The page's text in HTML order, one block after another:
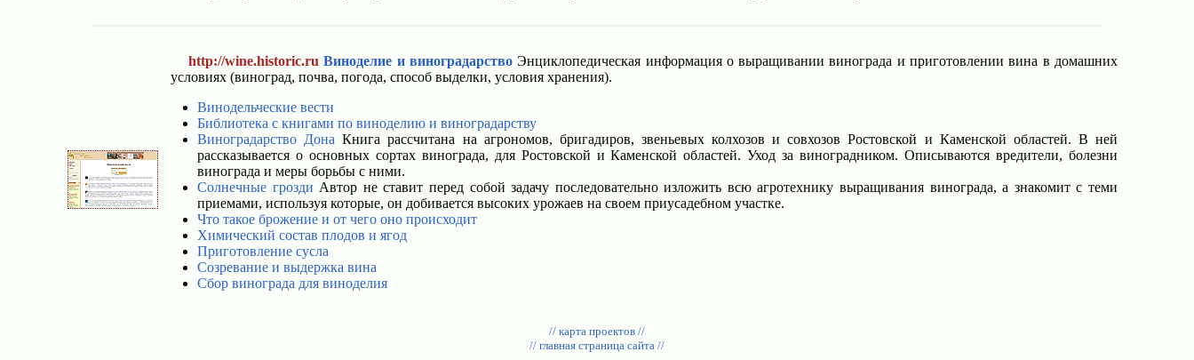
http://wine.historic.ru Виноделие и виноградарствоЭнциклопедическая информация о выращивании винограда и приготовлении вина в домашних
условиях (виноград, почва, погода, способ выделки, условия хранения).
Винодельческие вести
Библиотека с книгами по виноделию и виноградарству
Виноградарство Дона Книга рассчитана на агрономов, бригадиров, звеньевых колхозов и совхозов Ростовской и Каменской областей. В ней
рассказывается о основных сортах винограда, для Ростовской и Каменской областей. Уход за виноградником. Описываются вредители, болезни
винограда и меры борьбы с ними.
Солнечные грозди Автор не ставит перед собой задачу последовательно изложить всю агротехнику выращивания винограда, а знакомит с теми
приемами, используя которые, он добивается высоких урожаев на своем приусадебном участке.
Что такое брожение и от чего оно происходит
Химический состав плодов и ягод
Приготовление сусла
Созревание и выдержка вина
Сбор винограда для виноделия
// карта проектов //
// главная страница сайта //